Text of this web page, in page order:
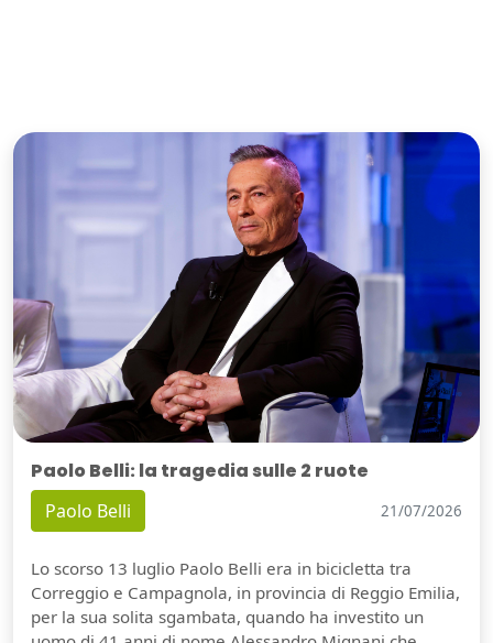
Paolo Belli: la tragedia sulle 2 ruote
Paolo Belli 21/07/2026
Lo scorso 13 luglio Paolo Belli era in bicicletta tra
Correggio e Campagnola, in provincia di Reggio Emilia,
per la sua solita sgambata, quando ha investito un